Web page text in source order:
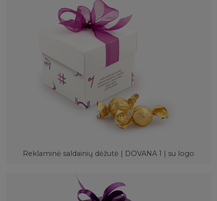
Reklaminė saldainių dėžutė | DOVANA 1 | su logo